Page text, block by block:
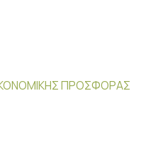
ΠΡΟΣΦΟΡΑΣ